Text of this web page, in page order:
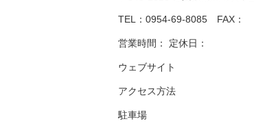
TEL：0954-69-8085 FAX：
営業時間： 定休日：
ウェブサイト
アクセス方法
駐車場